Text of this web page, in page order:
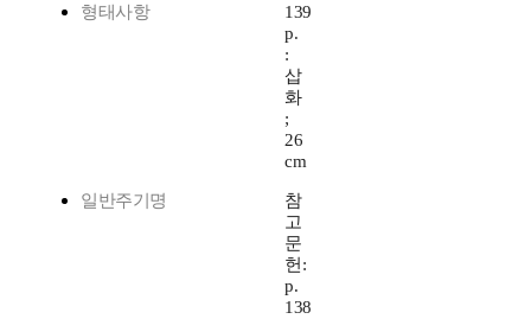
형태사항
139
p.
:
삽
화
;
26
cm
일반주기명
참
고
문
헌:
p.
138